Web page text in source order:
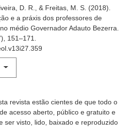
D. R., & Freitas, M. S. (2018).
e a práxis dos professores de
médio Governador Adauto Bezerra.
151–171.
revista estão cientes de que todo o
acesso aberto, público e gratuito e
ser visto, lido, baixado e reproduzido